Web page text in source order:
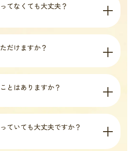
てなくても大丈夫？
だけますか？
とはありますか？
ていても大丈夫ですか？